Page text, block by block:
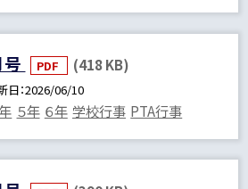
PDF (418 KB)
日 2026/06/10
５年 ６年 学校行事 PTA行事